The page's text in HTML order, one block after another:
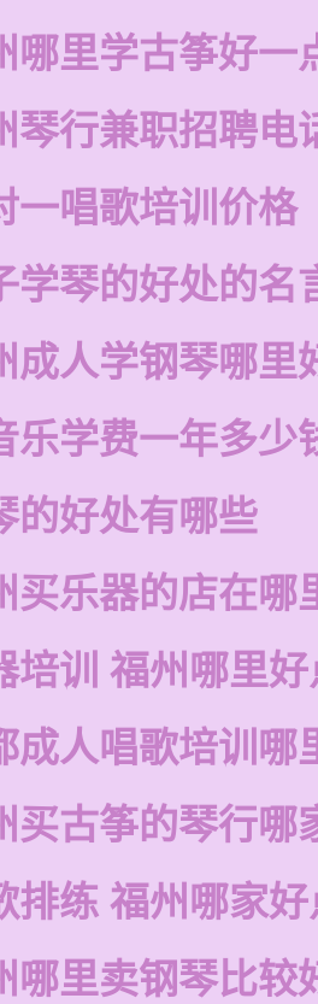
哪里学古筝好一
琴行兼职招聘电
一唱歌培训价格
学琴的好处的名
成人学钢琴哪里
乐学费一年多少
的好处有哪些
买乐器的店在哪
培训 福州哪里
成人唱歌培训哪
买古筝的琴行哪
排练 福州哪家
哪里卖钢琴比较